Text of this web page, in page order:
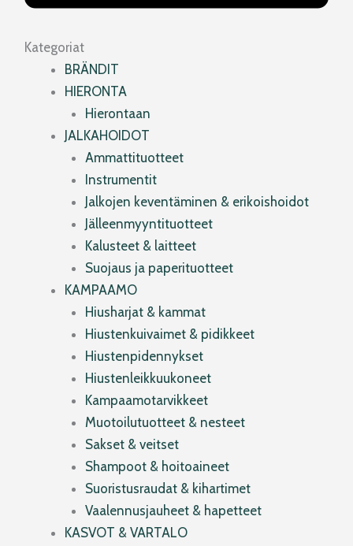
Kategoriat
BRÄNDIT
HIERONTA
Hierontaan
JALKAHOIDOT
Ammattituotteet
Instrumentit
Jalkojen keventäminen & erikoishoidot
Jälleenmyyntituotteet
Kalusteet & laitteet
Suojaus ja paperituotteet
KAMPAAMO
Hiusharjat & kammat
Hiustenkuivaimet & pidikkeet
Hiustenpidennykset
Hiustenleikkuukoneet
Kampaamotarvikkeet
Muotoilutuotteet & nesteet
Sakset & veitset
Shampoot & hoitoaineet
Suoristusraudat & kihartimet
Vaalennusjauheet & hapetteet
KASVOT & VARTALO